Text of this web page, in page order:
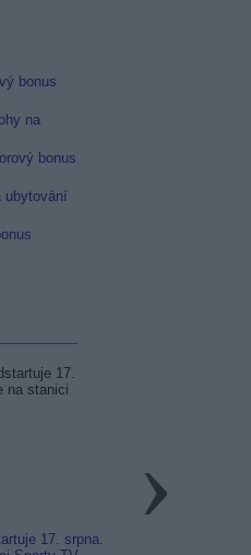
bonus
na
bonus
ubytování
17. srpna.